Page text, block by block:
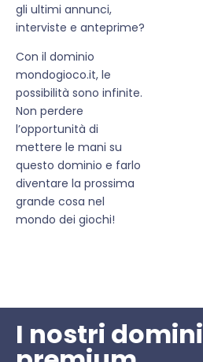
gli ultimi annunci,
interviste e anteprime?
Con il dominio
mondogioco.it, le
possibilità sono infinite.
Non perdere
l’opportunità di
mettere le mani su
questo dominio e farlo
diventare la prossima
grande cosa nel
mondo dei giochi!
I nostri domini